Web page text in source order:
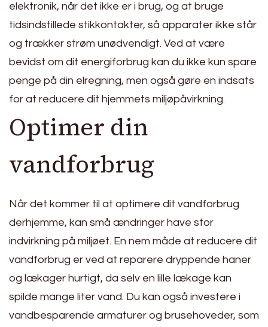
elektronik, når det ikke er i brug, og at bruge
tidsindstillede stikkontakter, så apparater ikke står
og trækker strøm unødvendigt. Ved at være
bevidst om dit energiforbrug kan du ikke kun spare
penge på din elregning, men også gøre en indsats
for at reducere dit hjemmets miljøpåvirkning.
Optimer din
vandforbrug
Når det kommer til at optimere dit vandforbrug
derhjemme, kan små ændringer have stor
indvirkning på miljøet. En nem måde at reducere dit
vandforbrug er ved at reparere dryppende haner
og lækager hurtigt, da selv en lille lækage kan
spilde mange liter vand. Du kan også investere i
vandbesparende armaturer og brusehoveder, som